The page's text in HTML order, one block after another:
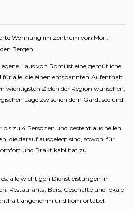
Wohnung im Zentrum von Mori,
Bergen
Haus von Romi ist eine gemütliche
alle, die einen entspannten Aufenthalt
wichtigsten Zielen der Region wünschen,
Lage zwischen dem Gardasee und
zu 4 Personen und besteht aus hellen
die darauf ausgelegt sind, sowohl für
und Praktikabilität zu
alle wichtigen Dienstleistungen in
Restaurants, Bars, Geschäfte und lokale
angenehm und komfortabel.